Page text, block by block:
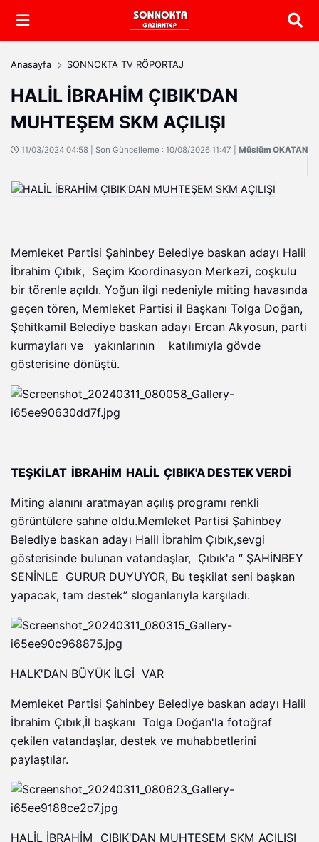
Arama
Anasayfa SONNOKTA TV RÖPORTAJ
HALİL İBRAHİM ÇIBIK'DAN
MUHTEŞEM SKM AÇILIŞI
11/03/2024 04:58 | Son Güncelleme : 10/08/2026 11:47 | Müslüm OKATAN
Memleket Partisi Şahinbey Belediye baskan adayı Halil
İbrahim Çıbık, Seçim Koordinasyon Merkezi, coşkulu
bir törenle açıldı. Yoğun ilgi nedeniyle miting havasında
geçen tören, Memleket Partisi il Başkanı Tolga Doğan,
Şehitkamil Belediye baskan adayı Ercan Akyosun, parti
kurmayları ve yakınlarının katılımıyla gövde
gösterisine dönüştü.
TEŞKİLAT İBRAHİM HALİL ÇIBIK'A DESTEK VERDİ
Miting alanını aratmayan açılış programı renkli
görüntülere sahne oldu.Memleket Partisi Şahinbey
Belediye baskan adayı Halil İbrahim Çıbık,sevgi
gösterisinde bulunan vatandaşlar, Çıbık'a “ ŞAHİNBEY
SENİNLE GURUR DUYUYOR, Bu teşkilat seni başkan
yapacak, tam destek” sloganlarıyla karşıladı.
HALK'DAN BÜYÜK İLGİ VAR
Memleket Partisi Şahinbey Belediye baskan adayı Halil
İbrahim Çıbık,İl başkanı Tolga Doğan'la fotoğraf
çekilen vatandaşlar, destek ve muhabbetlerini
paylaştılar.
HALİL İBRAHİM ÇIBIK'DAN MUHTEŞEM SKM AÇILIŞI